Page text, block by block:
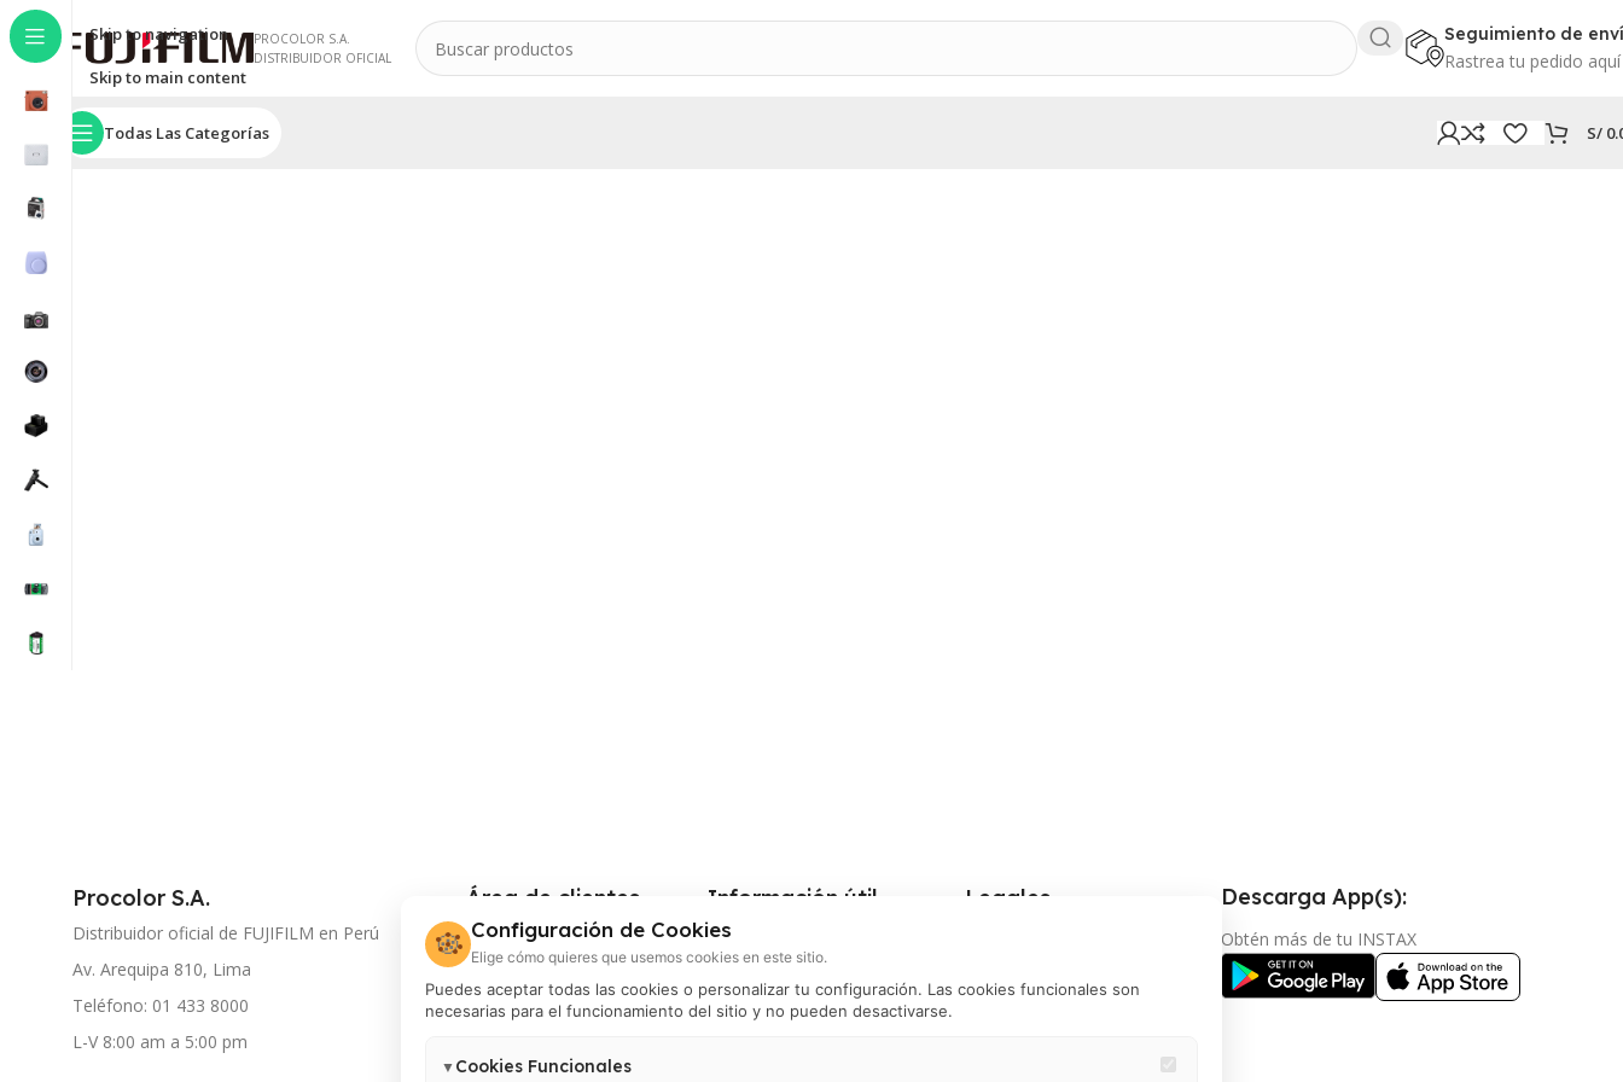
Skip to navigation
Skip to main content
PROCOLOR S.A.
DISTRIBUIDOR OFICIAL
Seguimiento de
Rastrea tu pedido aquí
Todas Las Categorías S/
Procolor S.A.
Distribuidor oficial de FUJIFILM en Perú
Av. Arequipa 810, Lima
Teléfono: 01 433 8000
L-V 8:00 am a 5:00 pm
Área de clientes
Mi cuenta
Documentos electrónicos
Atención por WhatsApp
Información útil
Preguntas frecuentes
Tiempo y cobertura de envíos
Legales Descarga App(s):
Obtén más de tu INSTAX
🍪 Configuración de Cookies
Elige cómo quieres que usemos cookies en este sitio.
Puedes aceptar todas las cookies o personalizar tu configuración. Las cookies funcionales son
necesarias para el funcionamiento del sitio y no pueden desactivarse.
▼ Cookies Funcionales